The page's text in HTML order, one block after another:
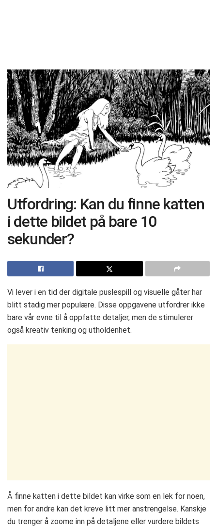
Utfordring: Kan du finne katten
i dette bildet på bare 10
sekunder?
Vi lever i en tid der digitale puslespill og visuelle gåter har
blitt stadig mer populære. Disse oppgavene utfordrer ikke
bare vår evne til å oppfatte detaljer, men de stimulerer
også kreativ tenking og utholdenhet.
Å finne katten i dette bildet kan virke som en lek for noen,
men for andre kan det kreve litt mer anstrengelse. Kanskje
du trenger å zoome inn på detaljene eller vurdere bildets